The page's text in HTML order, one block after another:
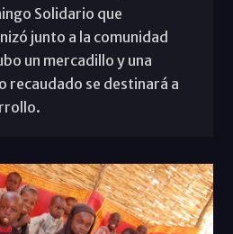
Solidario que
junto a la comunidad
un mercadillo y una
recaudado se destinará a